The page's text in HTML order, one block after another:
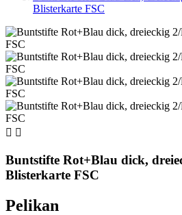
Blisterkarte FSC
 
Buntstifte Rot+Blau dick,
Blisterkarte FSC
Pelikan